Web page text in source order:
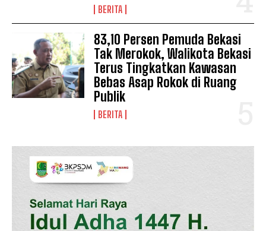
News Week
Magazine PRO
BERITA
83,10 Persen Pemuda Bekasi
Tak Merokok, Walikota Bekasi
Terus Tingkatkan Kawasan
Bebas Asap Rokok di Ruang
Publik
BERITA